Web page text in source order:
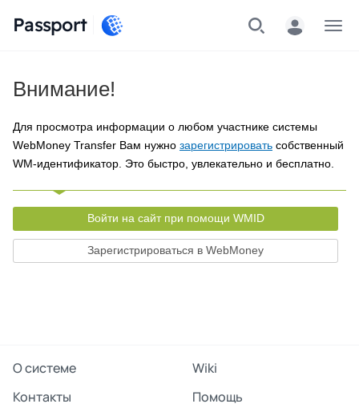
Passport
Внимание!
Для просмотра информации о любом участнике системы
WebMoney Transfer Вам нужно зарегистрировать собственный
WM-идентификатор. Это быстро, увлекательно и бесплатно.
Войти на сайт при помощи WMID
Зарегистрироваться в WebMoney
О системе
Wiki
Контакты
Помощь